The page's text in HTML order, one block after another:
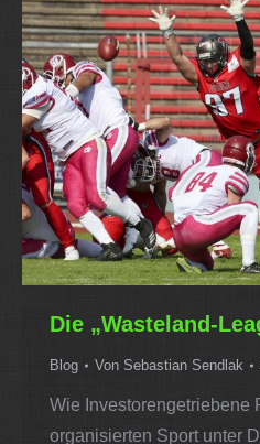
Die „Wasteland-
Blog Von Sebastian Sendlak
Wie Investorengetriebene
organisierten Sport unter